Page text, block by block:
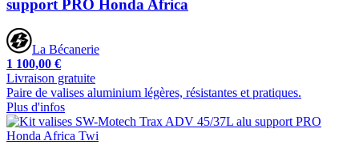
support PRO Honda Africa
La Bécanerie
1 100,00 €
Livraison gratuite
Paire de valises aluminium légères, résistantes et pratiques.
Plus d'infos